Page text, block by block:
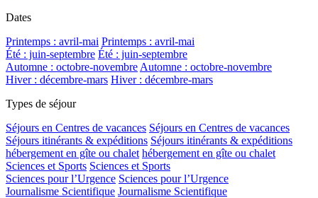
Dates
Printemps : avril-mai Printemps : avril-mai
Été : juin-septembre Été : juin-septembre
Automne : octobre-novembre Automne : octobre-novembre
Hiver : décembre-mars Hiver : décembre-mars
Types de séjour
Séjours en Centres de vacances Séjours en Centres de vacances
Séjours itinérants & expéditions Séjours itinérants & expéditions
hébergement en gîte ou chalet hébergement en gîte ou chalet
Sciences et Sports Sciences et Sports
Sciences pour l’Urgence Sciences pour l’Urgence
Journalisme Scientifique Journalisme Scientifique